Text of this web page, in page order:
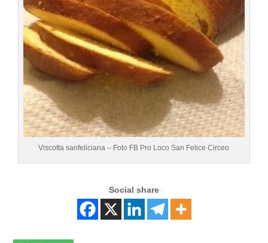
Viscotta sanfeliciana – Foto FB Pro Loco San Felice Circeo
Social share